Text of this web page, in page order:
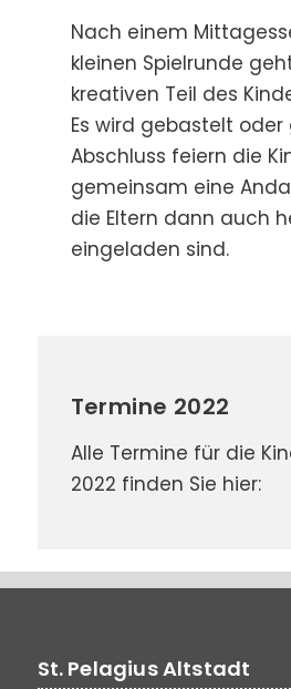
Nach einem
kleinen Spielrunde
kreativen Teil des
Es wird gebastelt
Abschluss feiern die
gemeinsam eine
die Eltern dann auch
eingeladen sind.
Termine 2022
Alle Termine für die
2022 finden Sie hier:
St. Pelagius Altstadt